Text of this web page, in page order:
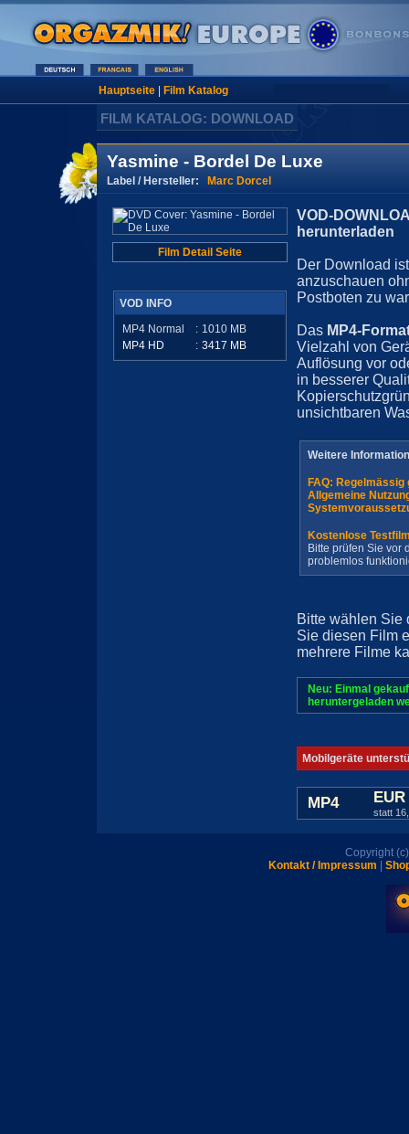
Hauptseite| Film Katalog
FILM KATALOG: DOWNLOAD
Yasmine - Bordel De Luxe
Label / Hersteller: Marc Dorcel
Film Detail Seite
VOD INFO
MP4 Normal
: 1010 MB
MP4 HD
: 3417 MB
VOD-
herunterladen
Der Download
anzuschauen
Postboten zu
Das MP4-
Vielzahl von
Auflösung vor
in besserer
unsichtbaren
Weitere
FAQ:
Allgemeine
Kostenlose
Bitte prüfen Sie vor
problemlos
Bitte wählen Sie
Sie diesen Film
mehrere Filme
Neu: Einmal
heruntergeladen
Mobilgeräte
MP4
statt
Copyright
Kontakt / Impressum